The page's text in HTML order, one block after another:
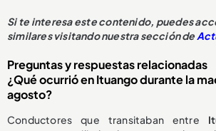
Si te interesa este contenido, puedes
similares visitando nuestra sección de
Preguntas y respuestas relacionadas
¿Qué ocurrió en Ituango durante la
agosto?
Conductores que transitaban entre